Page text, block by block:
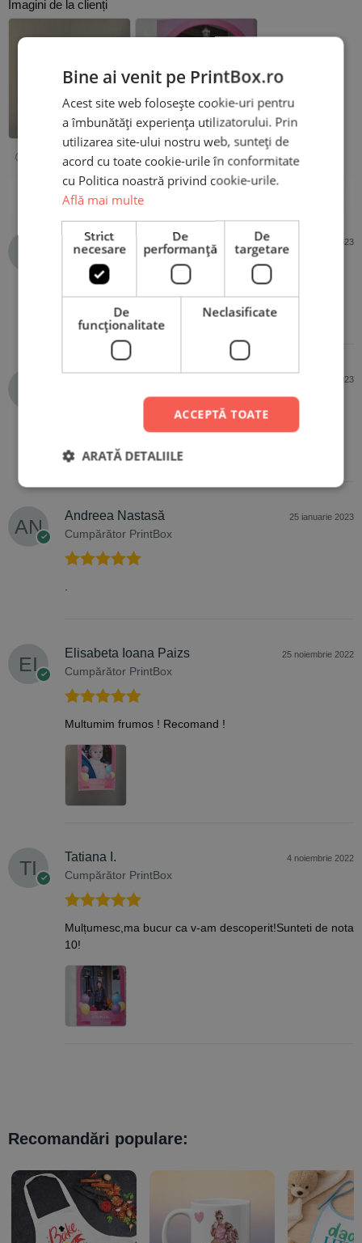
Imagini de la clienți
1-5 din 5 recenzii
Anonim
Cumpărător PrintBox
4 martie 2023
Evaluat la
din 5
Anonim
Cumpărător PrintBox
8 februarie 2023
din 5
Foarte frumos
Andreea Nastasă
Cumpărător PrintBox
25 ianuarie 2023
din 5
Elisabeta Ioana Paizs
Cumpărător PrintBox
25 noiembrie 2022
Evaluat la
din 5
Multumim frumos ! Recomand !
Tatiana I.
Cumpărător PrintBox
4 noiembrie 2022
Evaluat la
din 5
Mulțumesc,ma bucur ca v-am descoperit!Sunteti de nota
10!
Recomandări populare:
Bine ai venit pe PrintBox.ro
Acest site web folosește cookie-uri pentru
a îmbunătăți experiența utilizatorului. Prin
utilizarea site-ului nostru web, sunteți de
acord cu toate cookie-urile în conformitate
cu Politica noastră privind cookie-urile.
Află mai multe
Strict
necesare
De
performanță
De
targetare
De
funcţionalitate
Neclasificate
ACCEPTĂ TOATE
ARATĂ DETALIILE